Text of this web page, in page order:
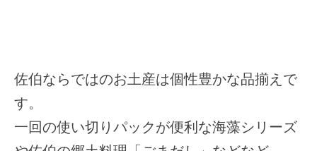
佐伯ならではのお土産は個性豊かな品揃えで
す。
一回の使い切りパックが便利な海藻シリーズ